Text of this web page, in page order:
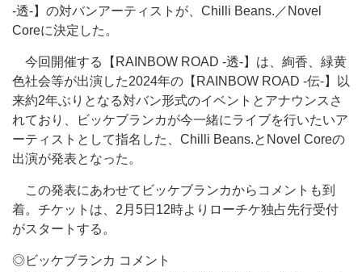
-透-】の対バンアーティストが、Chilli Beans.／Novel
Coreに決定した。
今回開催する【RAINBOW ROAD -透-】は、絢香、緑黄
色社会等が出演した2024年の【RAINBOW ROAD -伝-】以
来約2年ぶりとなる対バン形式のイベントとアナウンスさ
れており、ビッケブランカが今一緒にライブを行いたいア
ーティストとして指名した、Chilli Beans.とNovel Coreの
出演が発表となった。
この発表にあわせてビッケブランカからコメントも到
着。チケットは、2月5日12時よりローチケ独占先行受付
がスタートする。
◎ビッケブランカ コメント